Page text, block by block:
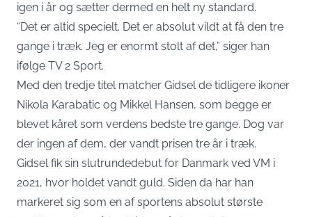
igen i år og sætter dermed en helt ny standard.
“Det er altid specielt. Det er absolut vildt at få den tre
gange i træk. Jeg er enormt stolt af det,” siger han
ifølge TV 2 Sport.
Med den tredje titel matcher Gidsel de tidligere ikoner
Nikola Karabatic og Mikkel Hansen, som begge er
blevet kåret som verdens bedste tre gange. Dog var
der ingen af dem, der vandt prisen tre år i træk.
Gidsel fik sin slutrundedebut for Danmark ved VM i
2021, hvor holdet vandt guld. Siden da har han
markeret sig som en af sportens absolut største